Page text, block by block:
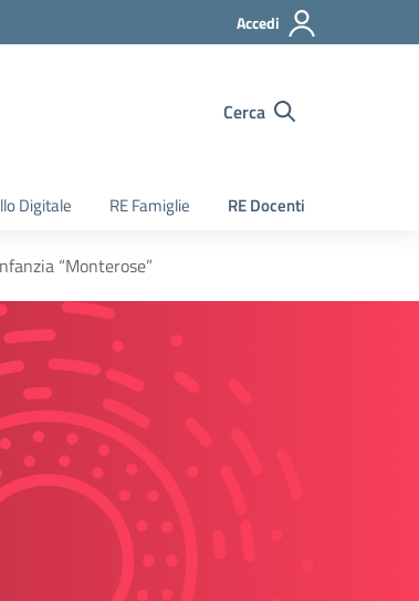
Accedi
Cerca
Digitale RE Famiglie RE Docenti
“Monterose”